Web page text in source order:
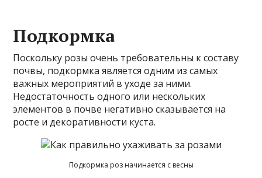
Подкормка
Поскольку розы очень требовательны к составу
почвы, подкормка является одним из самых
важных мероприятий в уходе за ними.
Недостаточность одного или нескольких
элементов в почве негативно сказывается на
росте и декоративности куста.
Подкормка роз начинается с весны